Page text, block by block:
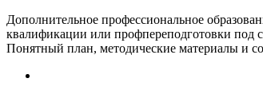
Дополнительное профессиональное
квалификации или профпереподготовки под
Понятный план, методические материалы и